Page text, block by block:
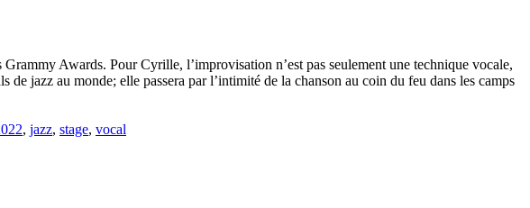
Awards. Pour Cyrille, l’improvisation n’est pas seulement une technique vocale,
jazz au monde; elle passera par l’intimité de la chanson au coin du feu dans les camps
, jazz, stage, vocal